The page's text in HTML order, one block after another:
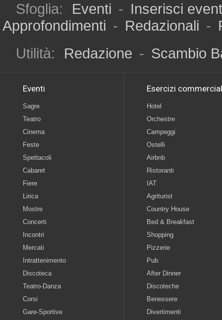
Sfoglia: Eventi - Inserisci
Approfondimenti - Redazionali -
Utilità:
Redazione - Scambio
Eventi
Sagre
Teatro
Cinema
Feste
Spettacoli
Cabaret
Fiere
Lirica
Mostre
Concerti
Incontri
Mercati
Intrattenimento
Discoteca
Teatro-Danza
Corsi
Gare-Sportive
Esercizi
Hotel
Orchestre
Campeggi
Ostelli
Airbnb
Ristoranti
IAT
Agriturist
Country House
Bed & Breakfast
Shopping
Pizzerie
Pub
After Dinner
Discoteche
Benessere
Divertimenti